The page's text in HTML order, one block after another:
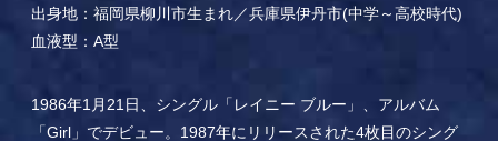
出身地：福岡県柳川市生まれ／兵庫県伊丹市(中学～高校時代)
血液型：A型
1986年1月21日、シングル「レイニー ブルー」、アルバム
「Girl」でデビュー。1987年にリリースされた4枚目のシング